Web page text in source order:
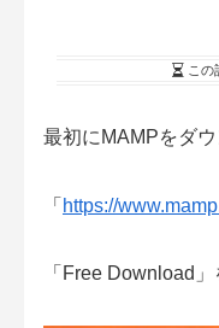
この
最初にMAMPをダウ
「 https://
「Free Download」